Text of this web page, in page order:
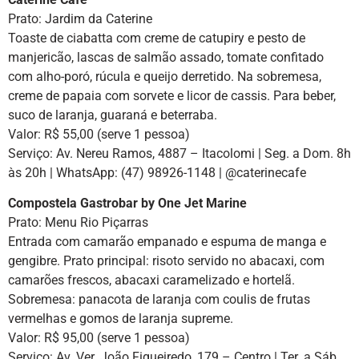
Prato: Jardim da Caterine
Toaste de ciabatta com creme de catupiry e pesto de
manjericão, lascas de salmão assado, tomate confitado
com alho-poró, rúcula e queijo derretido. Na sobremesa,
creme de papaia com sorvete e licor de cassis. Para beber,
suco de laranja, guaraná e beterraba.
Valor: R$ 55,00 (serve 1 pessoa)
Serviço: Av. Nereu Ramos, 4887 – Itacolomi | Seg. a Dom. 8h
às 20h | WhatsApp: (47) 98926-1148 | @caterinecafe
Compostela Gastrobar by One Jet Marine
Prato: Menu Rio Piçarras
Entrada com camarão empanado e espuma de manga e
gengibre. Prato principal: risoto servido no abacaxi, com
camarões frescos, abacaxi caramelizado e hortelã.
Sobremesa: panacota de laranja com coulis de frutas
vermelhas e gomos de laranja supreme.
Valor: R$ 95,00 (serve 1 pessoa)